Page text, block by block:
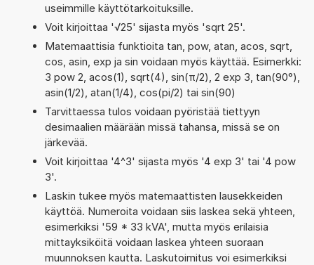
useimmille käyttötarkoituksille.
Voit kirjoittaa '√25' sijasta myös 'sqrt 25'.
Matemaattisia funktioita tan, pow, atan, acos, sqrt,
cos, asin, exp ja sin voidaan myös käyttää. Esimerkki:
3 pow 2, acos(1), sqrt(4), sin(π/2), 2 exp 3, tan(90°),
asin(1/2), atan(1/4), cos(pi/2) tai sin(90)
Tarvittaessa tulos voidaan pyöristää tiettyyn
desimaalien määrään missä tahansa, missä se on
järkevää.
Voit kirjoittaa '4^3' sijasta myös '4 exp 3' tai '4 pow
3'.
Laskin tukee myös matemaattisten lausekkeiden
käyttöä. Numeroita voidaan siis laskea sekä yhteen,
esimerkiksi '59 * 33 kVA', mutta myös erilaisia
mittayksiköitä voidaan laskea yhteen suoraan
muunnoksen kautta. Laskutoimitus voi esimerkiksi